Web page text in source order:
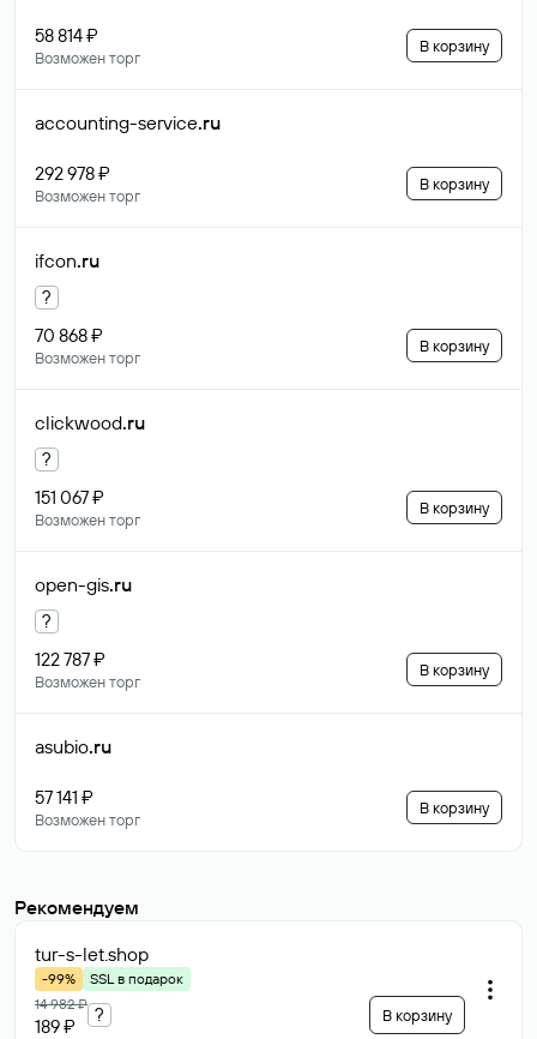
58 814 ₽
Возможен торг
В корзину
accounting-service.ru
292 978 ₽
Возможен торг
В корзину
ifcon.ru
?
70 868 ₽
Возможен торг
В корзину
clickwood.ru
?
151 067 ₽
Возможен торг
В корзину
open-gis.ru
?
122 787 ₽
Возможен торг
В корзину
asubio.ru
57 141 ₽
Возможен торг
В корзину
Рекомендуем
tur-s-let.shop
-99%
SSL в подарок
14 982 ₽
189 ₽
? В корзину